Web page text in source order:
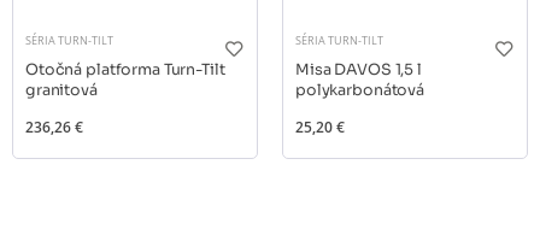
SÉRIA TURN-TILT
Otočná platforma Turn-Tilt
granitová
236,26 €
SÉRIA TURN-TILT
Misa DAVOS 1,5 l
polykarbonátová
25,20 €